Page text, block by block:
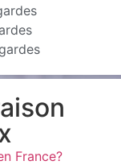
France?